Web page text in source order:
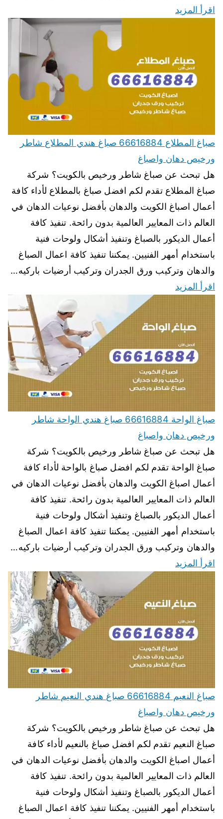
اقرأ المزيد
صباغ المطلاع 66616884 صباغ هندي المطلاع شاطر
ورخيص دهان واصباغ
هل تبحث عن صباغ شاطر ورخيص بالكويت؟ شركة
صباغ المطلاع تقدم لكم افضل صباغ بالمطلاع لأداء كافة
أعمال اصباغ الكويت والدهان بأفضل نوعيات الدهان في
العالم ذات المعايير العالمية بدون رائحة. تنفيذ كافة
أعمال الديكور بالصباغ وتنفيذ أشكال ولوحات فنية
باستخدام أمهر الفنيين. يمكننا تنفيذ كافة اعمال الصباغ
والدهان وتركيب ورق الجدران وتركيب أرضيات باركيه…
اقرأ المزيد
صباغ الواحة 66616884 صباغ هندي الواحة شاطر
ورخيص دهان واصباغ
هل تبحث عن صباغ شاطر ورخيص بالكويت؟ شركة
صباغ الواحة تقدم لكم افضل صباغ بالواحة لأداء كافة
أعمال اصباغ الكويت والدهان بأفضل نوعيات الدهان في
العالم ذات المعايير العالمية بدون رائحة. تنفيذ كافة
أعمال الديكور بالصباغ وتنفيذ أشكال ولوحات فنية
باستخدام أمهر الفنيين. يمكننا تنفيذ كافة اعمال الصباغ
والدهان وتركيب ورق الجدران وتركيب أرضيات باركيه…
اقرأ المزيد
صباغ النعيم 66616884 صباغ هندي النعيم شاطر
ورخيص دهان واصباغ
هل تبحث عن صباغ شاطر ورخيص بالكويت؟ شركة
صباغ النعيم تقدم لكم افضل صباغ بالنعيم لأداء كافة
أعمال اصباغ الكويت والدهان بأفضل نوعيات الدهان في
العالم ذات المعايير العالمية بدون رائحة. تنفيذ كافة
أعمال الديكور بالصباغ وتنفيذ أشكال ولوحات فنية
باستخدام أمهر الفنيين. يمكننا تنفيذ كافة اعمال الصباغ